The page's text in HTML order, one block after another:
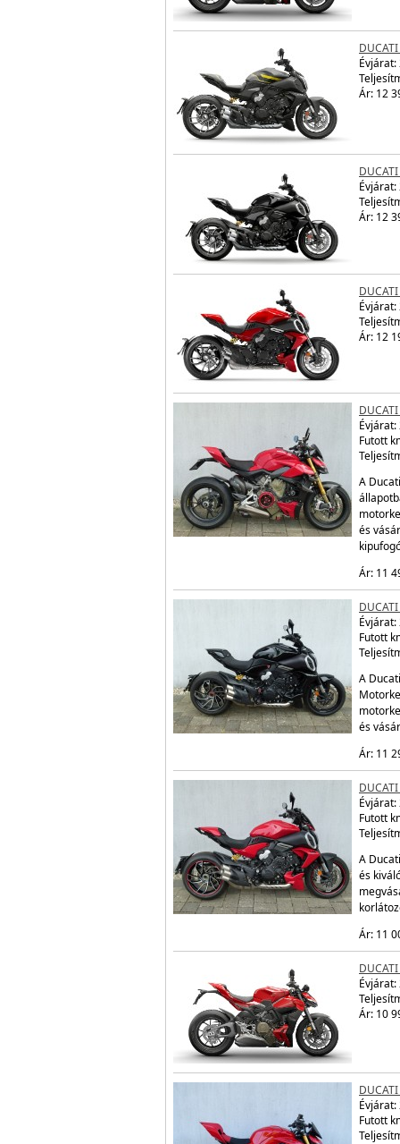
Évjárat:
Ár: 12
Évjárat:
Ár: 12
Évjárat:
Ár: 12
DUCATI
Évjárat:
Futott
A
és
Ár: 11
Évjárat:
Futott
A
és
Ár: 11
Évjárat:
Futott
A
és
Ár: 11
DUCATI
Évjárat:
Ár: 10
DUCATI
Évjárat:
Futott